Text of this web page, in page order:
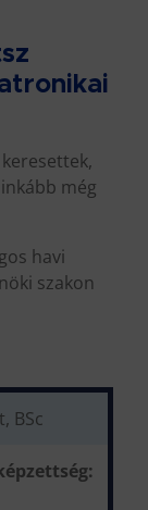
még
havi
szakon
BSc